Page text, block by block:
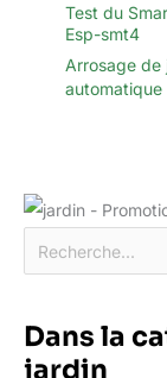
Test du
Esp-smt4
Arrosage de
automatique
Dans la
jardin